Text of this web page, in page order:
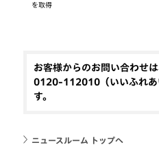
を取得
お客様からのお問い合わせ
0120-112010（いいふれあ
す。
ニュースルーム トップへ